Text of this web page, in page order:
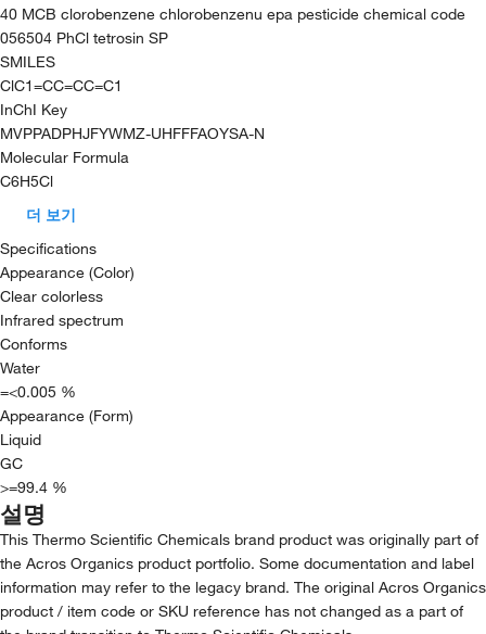
40 MCB clorobenzene chlorobenzenu epa pesticide chemical code
056504 PhCl tetrosin SP
SMILES
ClC1=CC=CC=C1
InChI Key
MVPPADPHJFYWMZ-UHFFFAOYSA-N
Molecular Formula
C6H5Cl
더 보기
Specifications
Appearance (Color)
Clear colorless
Infrared spectrum
Conforms
Water
=<0.005 %
Appearance (Form)
Liquid
GC
>=99.4 %
설명
This Thermo Scientific Chemicals brand product was originally part of
the Acros Organics product portfolio. Some documentation and label
information may refer to the legacy brand. The original Acros Organics
product / item code or SKU reference has not changed as a part of